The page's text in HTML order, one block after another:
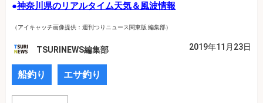
●神奈川県のリアルタイム天気＆風波情報
（アイキャッチ画像提供：週刊つりニュース関東版 編集部）
TSURINEWS編集部 2019年11月23日
船釣り エサ釣り